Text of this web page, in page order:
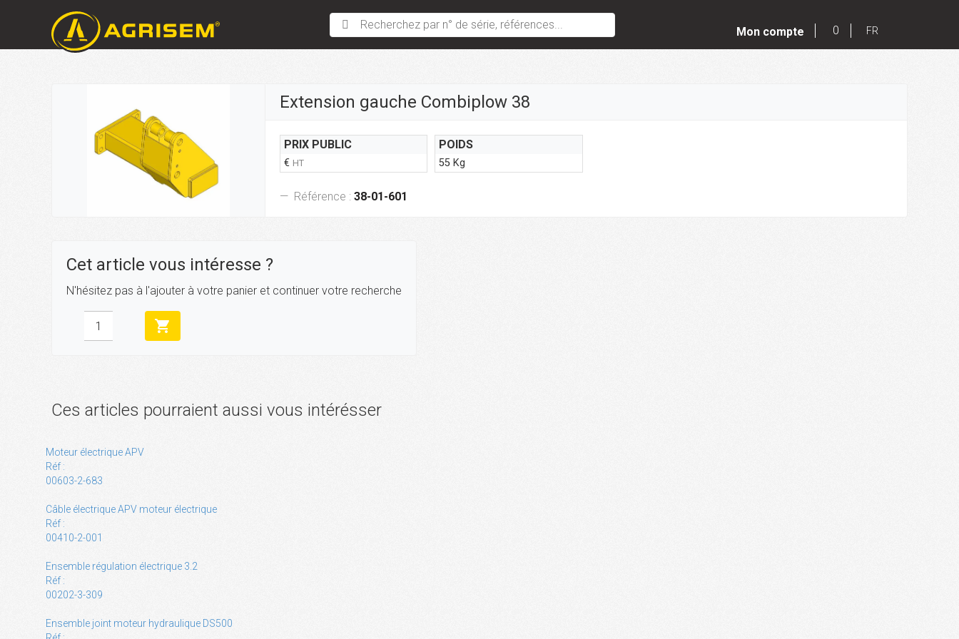
Recherchez par n° de série, références...
Mon compte 0 FR
Extension gauche Combiplow 38
PRIX PUBLIC
€ HT
POIDS
55 Kg
Référence : 38-01-601
Cet article vous intéresse ?
N'hésitez pas à l'ajouter à votre panier et continuer votre recherche
shopping_cart
Ces articles pourraient aussi vous intérésser
Moteur électrique APV
Réf :
00603-2-683
Câble électrique APV moteur électrique
Réf :
00410-2-001
Ensemble régulation électrique 3.2
Réf :
00202-3-309
Ensemble joint moteur hydraulique DS500